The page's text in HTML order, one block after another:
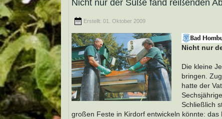
Nicht nur der Süße fand reißenden
Erstellt: 01. Oktober 2009
Nicht nur
Die kleine
bringen.
hatte der
Schließlich
großen Feste in Kirdorf entwickeln könnte: